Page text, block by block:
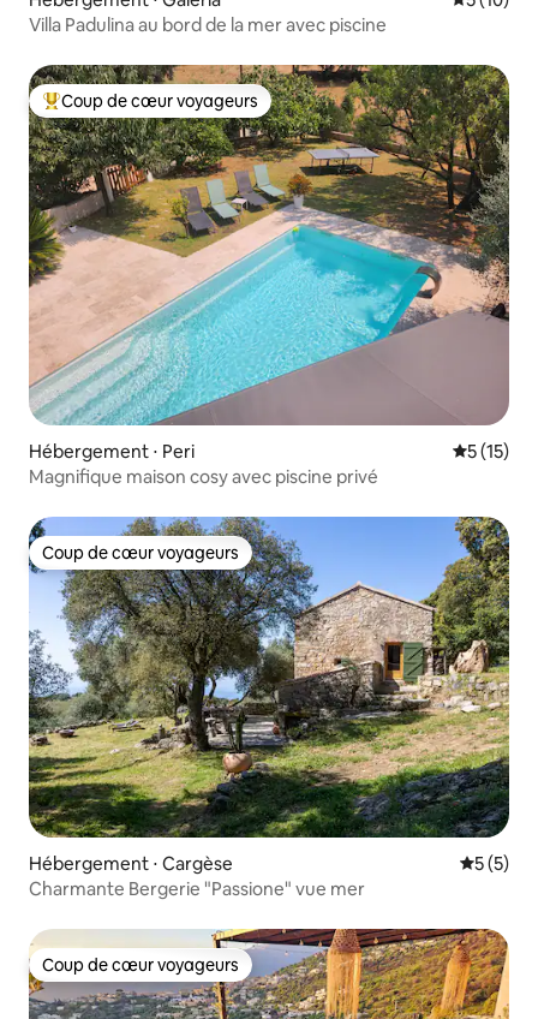
Villa Padulina au bord de la mer avec piscine
Coups de cœur voyageurs les plus appréciés
Coup de cœur voyageurs
Hébergement ⋅ Peri
5 (15)
Magnifique maison cosy avec piscine privé
Coup de cœur voyageurs
Coup de cœur voyageurs
Hébergement ⋅ Cargèse
5 (5)
Charmante Bergerie "Passione" vue mer
Coup de cœur voyageurs
Coup de cœur voyageurs